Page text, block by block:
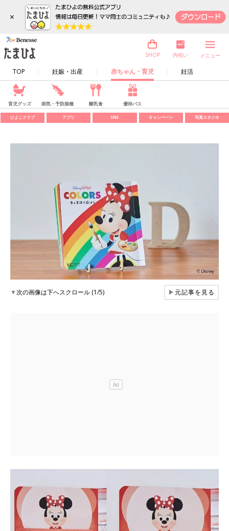
×
TOP 妊娠・出産 赤ちゃん・育児 妊活
SHOP 内祝い メニュー
育児グッズ 病気・予防接種 離乳食 優待パス
ひよこクラブ アプリ SNS キャンペーン 写真スタジオ
▼次の画像は下へスクロール (1/5) ▶元記事を見る